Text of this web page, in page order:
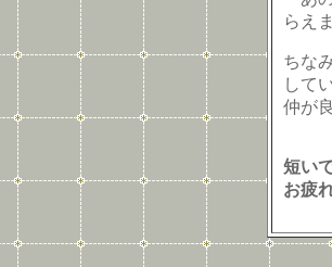
らえ
ちな
して
仲が
短い
お疲